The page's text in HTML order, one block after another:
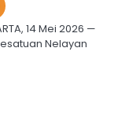
14 Mei 2026 —
Nelayan